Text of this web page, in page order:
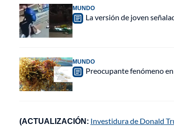
MUNDO
La versión de joven
MUNDO
Preocupante fenómeno
(ACTUALIZACIÓN: Investidura de Donald